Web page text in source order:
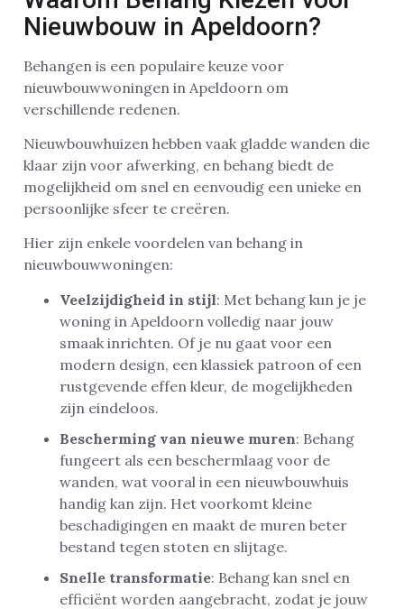
Nieuwbouw in Apeldoorn?
Behangen is een populaire keuze voor
nieuwbouwwoningen in Apeldoorn om
verschillende redenen.
Nieuwbouwhuizen hebben vaak gladde wanden die
klaar zijn voor afwerking, en behang biedt de
mogelijkheid om snel en eenvoudig een unieke en
persoonlijke sfeer te creëren.
Hier zijn enkele voordelen van behang in
nieuwbouwwoningen:
Veelzijdigheid in stijl: Met behang kun je je
woning in Apeldoorn volledig naar jouw
smaak inrichten. Of je nu gaat voor een
modern design, een klassiek patroon of een
rustgevende effen kleur, de mogelijkheden
zijn eindeloos.
Bescherming van nieuwe muren: Behang
fungeert als een beschermlaag voor de
wanden, wat vooral in een nieuwbouwhuis
handig kan zijn. Het voorkomt kleine
beschadigingen en maakt de muren beter
bestand tegen stoten en slijtage.
Snelle transformatie: Behang kan snel en
efficiënt worden aangebracht, zodat je jouw